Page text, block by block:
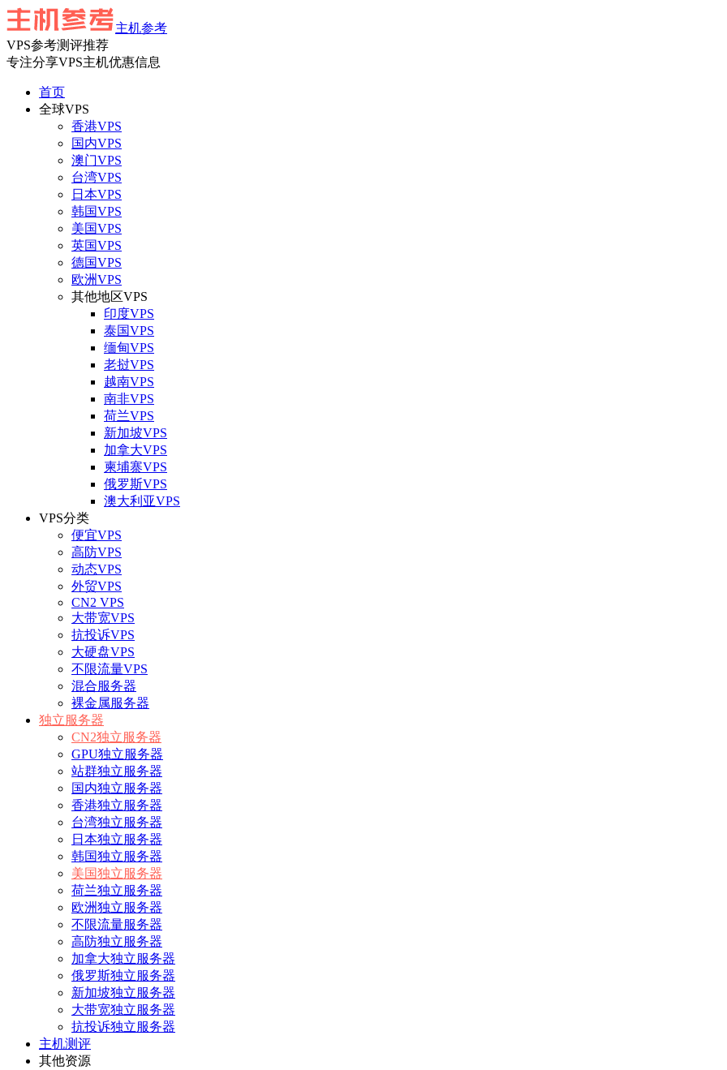
主机参考
VPS参考测评推荐
专注分享VPS主机优惠信息
首页
全球VPS
香港VPS
国内VPS
澳门VPS
台湾VPS
日本VPS
韩国VPS
美国VPS
英国VPS
德国VPS
欧洲VPS
其他地区VPS
印度VPS
泰国VPS
缅甸VPS
老挝VPS
越南VPS
南非VPS
荷兰VPS
新加坡VPS
加拿大VPS
柬埔寨VPS
俄罗斯VPS
澳大利亚VPS
VPS分类
便宜VPS
高防VPS
动态VPS
外贸VPS
CN2 VPS
大带宽VPS
抗投诉VPS
大硬盘VPS
不限流量VPS
混合服务器
裸金属服务器
独立服务器
CN2独立服务器
GPU独立服务器
站群独立服务器
国内独立服务器
香港独立服务器
台湾独立服务器
日本独立服务器
韩国独立服务器
美国独立服务器
荷兰独立服务器
欧洲独立服务器
不限流量服务器
高防独立服务器
加拿大独立服务器
俄罗斯独立服务器
新加坡独立服务器
大带宽独立服务器
抗投诉独立服务器
主机测评
其他资源